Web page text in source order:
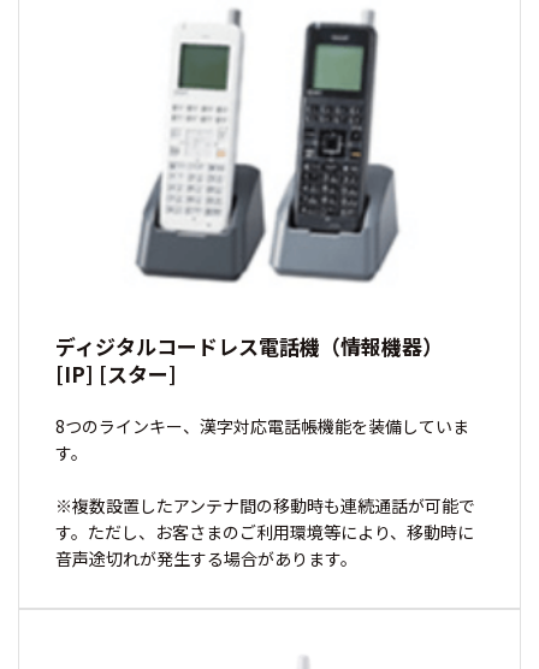
ディジタルコードレス電話機（情報機器）
[IP] [スター]
8つのラインキー、漢字対応電話帳機能を装備していま
す。
※複数設置したアンテナ間の移動時も連続通話が可能で
す。ただし、お客さまのご利用環境等により、移動時に
音声途切れが発生する場合があります。